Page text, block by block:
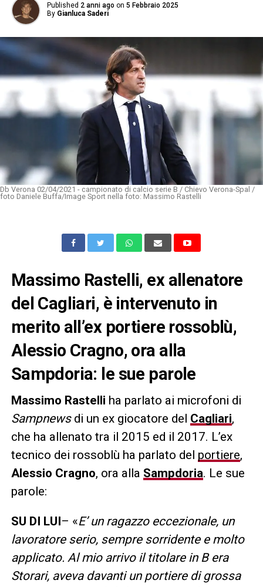
Published 2 anni ago on 5 Febbraio 2025
By Gianluca Saderi
Db Verona 02/04/2021 - campionato di calcio serie B / Chievo Verona-Spal /
foto Daniele Buffa/Image Sport nella foto: Massimo Rastelli
Massimo Rastelli, ex allenatore
del Cagliari, è intervenuto in
merito all’ex portiere rossoblù,
Alessio Cragno, ora alla
Sampdoria: le sue parole
Massimo Rastelli ha parlato ai microfoni di
Sampnewsdi un ex giocatore del Cagliari,
che ha allenato tra il 2015 ed il 2017. L’ex
tecnico dei rossoblù ha parlato del portiere,
Alessio Cragno, ora alla Sampdoria. Le sue
parole:
SU DI LUI– «E’ un ragazzo eccezionale, un
lavoratore serio, sempre sorridente e molto
applicato. Al mio arrivo il titolare in B era
Storari, aveva davanti un portiere di grossa